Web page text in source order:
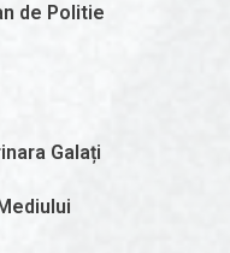
de Politie
Galați